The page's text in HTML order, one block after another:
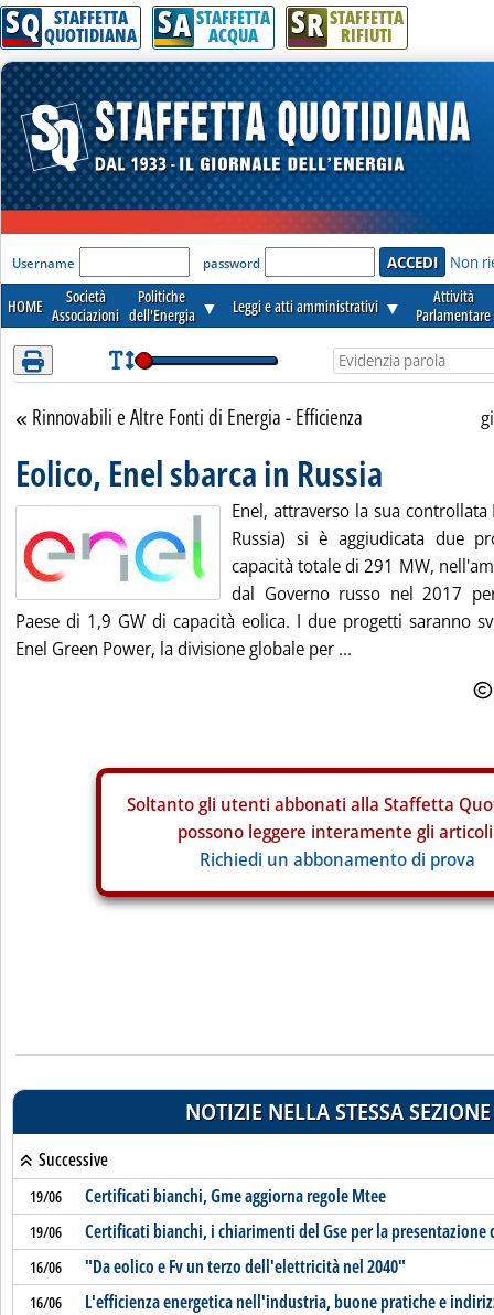
Attenzione! Esegui l'accesso per lèggere interamente la notizia.
SQ STAFFETTA
QUOTIDIANA SA STAFFETTA
ACQUA SR STAFFETTA
RIFIUTI
'Modulo Login per accedere'
Username password Non
HOME
Società
Associazioni
Politiche
dell'Energia ▼ Leggi e atti amministrativi ▼
Attività
Parlamentare
Torna alla sezione
Rinnovabili e Altre Fonti di Energia - Efficienza
Eolico, Enel sbarca in Russia
Enel, attraverso la sua controllata
Russia) si è aggiudicata due
capacità totale di 291 MW,
dal Governo russo nel 2017
Paese di 1,9 GW di capacità eolica. I due progetti saranno
Enel Green Power, la divisione globale per ...
Soltanto gli utenti abbonati alla Staffetta
possono leggere interamente gli
Richiedi un abbonamento di prova
NOTIZIE NELLA STESSA SEZIONE
Successive
19/06 Certificati bianchi, Gme aggiorna regole Mtee
19/06 Certificati bianchi, i chiarimenti del Gse per la
16/06 "Da eolico e Fv un terzo dell'elettricità nel 2040"
16/06 L'efficienza energetica nell'industria, buone pratiche e